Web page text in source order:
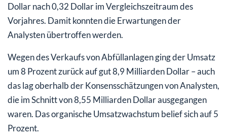
Dollar nach 0,32 Dollar im Vergleichszeitraum des
Vorjahres. Damit konnten die Erwartungen der
Analysten übertroffen werden.
Wegen des Verkaufs von Abfüllanlagen ging der Umsatz
um 8 Prozent zurück auf gut 8,9 Milliarden Dollar – auch
das lag oberhalb der Konsensschätzungen von Analysten,
die im Schnitt von 8,55 Milliarden Dollar ausgegangen
waren. Das organische Umsatzwachstum belief sich auf 5
Prozent.